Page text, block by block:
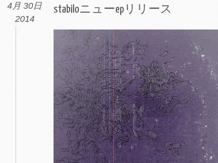
4月 30日
2014
stabiloニューepリリース